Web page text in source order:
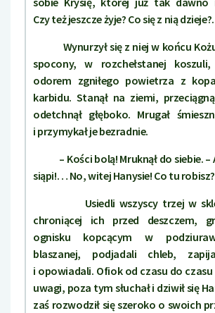
Czy też jeszcze żyje? Co się z nią
Wynurzył się z niej w końcu
spocony, w rozchełstanej koszuli,
odorem zgniłego powietrza z
karbidu. Stanął na ziemi,
odetchnął głęboko. Mrugał
i przymykał je bezradnie.
– Kości bolą! Mruknął do siebie. –
siąpi!… No, witej Hanysie! Co tu
Usiedli wszyscy trzej w
chroniącej ich przed deszczem,
ognisku kopcącym w
blaszanej, podjadali chleb,
i opowiadali. Ofiok od czasu do czasu
uwagi, poza tym słuchał i dziwił się
zaś rozwodził się szeroko o swoich